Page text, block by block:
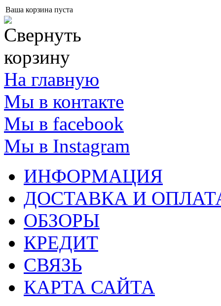
Ваша корзина пуста
На главную
Мы в контакте
Мы в facebook
Мы в Instagram
ИНФОРМАЦИЯ
ДОСТАВКА И
ОБЗОРЫ
КРЕДИТ
СВЯЗЬ
КАРТА САЙТА